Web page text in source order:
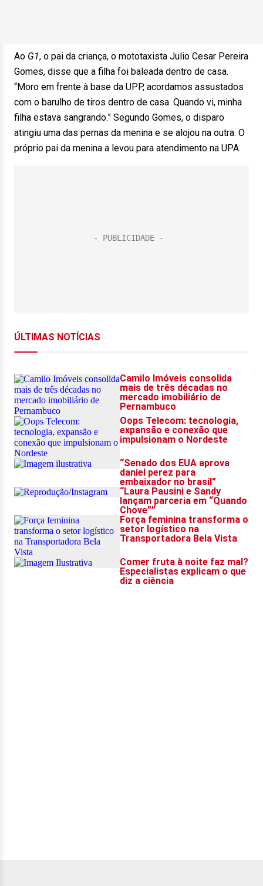
Ao G1, o pai da criança, o mototaxista Julio Cesar Pereira
Gomes, disse que a filha foi baleada dentro de casa.
“Moro em frente à base da UPP, acordamos assustados
com o barulho de tiros dentro de casa. Quando vi, minha
filha estava sangrando.” Segundo Gomes, o disparo
atingiu uma das pernas da menina e se alojou na outra. O
próprio pai da menina a levou para atendimento na UPA.